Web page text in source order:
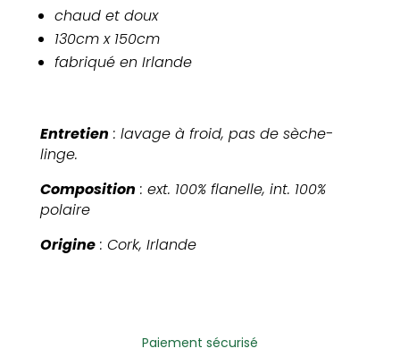
chaud et doux
130cm x 150cm
fabriqué en Irlande
Entretien : lavage à froid, pas de sèche-
linge.
Composition : ext. 100% flanelle, int. 100%
polaire
Origine: Cork, Irlande
Paiement sécurisé